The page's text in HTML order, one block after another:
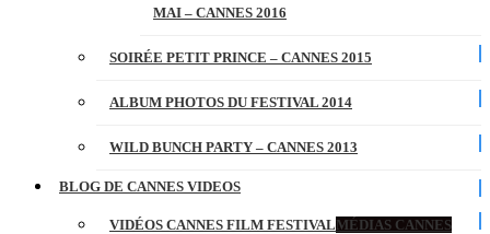
MAI – CANNES 2016
SOIRÉE PETIT PRINCE – CANNES 2015
ALBUM PHOTOS DU FESTIVAL 2014
WILD BUNCH PARTY – CANNES 2013
BLOG DE CANNES VIDEOS
VIDÉOS CANNES FILM FESTIVALMÉDIAS CANNES